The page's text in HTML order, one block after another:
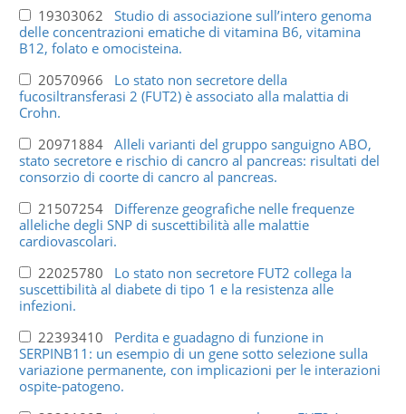
19303062 Studio di associazione sull’intero genoma
delle concentrazioni ematiche di vitamina B6, vitamina
B12, folato e omocisteina.
20570966 Lo stato non secretore della
fucosiltransferasi 2 (FUT2) è associato alla malattia di
Crohn.
20971884 Alleli varianti del gruppo sanguigno ABO,
stato secretore e rischio di cancro al pancreas: risultati del
consorzio di coorte di cancro al pancreas.
21507254 Differenze geografiche nelle frequenze
alleliche degli SNP di suscettibilità alle malattie
cardiovascolari.
22025780 Lo stato non secretore FUT2 collega la
suscettibilità al diabete di tipo 1 e la resistenza alle
infezioni.
22393410 Perdita e guadagno di funzione in
SERPINB11: un esempio di un gene sotto selezione sulla
variazione permanente, con implicazioni per le interazioni
ospite-patogeno.